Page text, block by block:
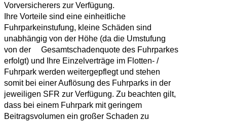
Vorversicherers zur Verfügung.
Ihre Vorteile sind eine einheitliche
Fuhrparkeinstufung, kleine Schäden sind
unabhängig von der Höhe (da die Umstufung
von der Gesamtschadenquote des Fuhrparkes
erfolgt) und Ihre Einzelverträge im Flotten- /
Fuhrpark werden weitergepflegt und stehen
somit bei einer Auflösung des Fuhrparks in der
jeweiligen SFR zur Verfügung. Zu beachten gilt,
dass bei einem Fuhrpark mit geringem
Beitragsvolumen ein großer Schaden zu